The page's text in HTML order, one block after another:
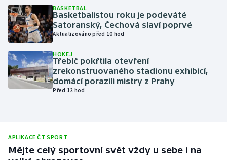
Motorsport
Olympijské hry
Parasport
Plavání
Rychlobruslení
BASKETBAL
Basketbalistou roku je podeváté
Satoranský, Čechová slaví poprvé
Aktualizováno před 10 hod
HOKEJ
Třebíč pokřtila otevření
zrekonstruovaného stadionu exhibicí,
domácí porazili mistry z Prahy
Před 12 hod
APLIKACE ČT SPORT
Mějte celý sportovní svět vždy u sebe i na